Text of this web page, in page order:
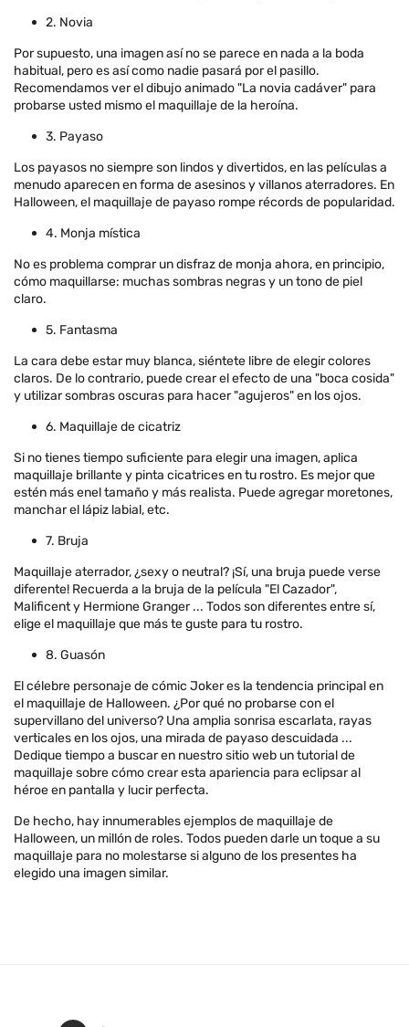
2. Novia
Por supuesto, una imagen así no se parece en nada a la boda
habitual, pero es así como nadie pasará por el pasillo.
Recomendamos ver el dibujo animado "La novia cadáver" para
probarse usted mismo el maquillaje de la heroína.
3. Payaso
Los payasos no siempre son lindos y divertidos, en las películas a
menudo aparecen en forma de asesinos y villanos aterradores. En
Halloween, el maquillaje de payaso rompe récords de popularidad.
4. Monja mística
No es problema comprar un disfraz de monja ahora, en principio,
cómo maquillarse: muchas sombras negras y un tono de piel
claro.
5. Fantasma
La cara debe estar muy blanca, siéntete libre de elegir colores
claros. De lo contrario, puede crear el efecto de una "boca cosida"
y utilizar sombras oscuras para hacer "agujeros" en los ojos.
6. Maquillaje de cicatriz
Si no tienes tiempo suficiente para elegir una imagen, aplica
maquillaje brillante y pinta cicatrices en tu rostro. Es mejor que
estén más enel tamaño y más realista. Puede agregar moretones,
manchar el lápiz labial, etc.
7. Bruja
Maquillaje aterrador, ¿sexy o neutral? ¡Sí, una bruja puede verse
diferente! Recuerda a la bruja de la película "El Cazador",
Malificent y Hermione Granger ... Todos son diferentes entre sí,
elige el maquillaje que más te guste para tu rostro.
8. Guasón
El célebre personaje de cómic Joker es la tendencia principal en
el maquillaje de Halloween. ¿Por qué no probarse con el
supervillano del universo? Una amplia sonrisa escarlata, rayas
verticales en los ojos, una mirada de payaso descuidada ...
Dedique tiempo a buscar en nuestro sitio web un tutorial de
maquillaje sobre cómo crear esta apariencia para eclipsar al
héroe en pantalla y lucir perfecta.
De hecho, hay innumerables ejemplos de maquillaje de
Halloween, un millón de roles. Todos pueden darle un toque a su
maquillaje para no molestarse si alguno de los presentes ha
elegido una imagen similar.